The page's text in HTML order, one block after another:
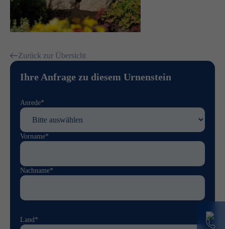
Zurück zur Übersicht
Ihre Anfrage zu diesem Urnenstein
Anrede*
Vorname*
Nachname*
Land*